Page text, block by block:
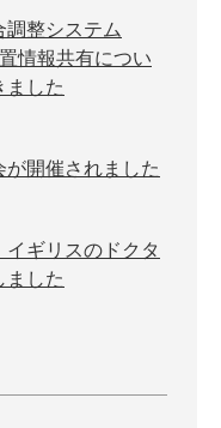
調整システム
情報共有につい
ました
が開催されました
ギリスのドクタ
ました